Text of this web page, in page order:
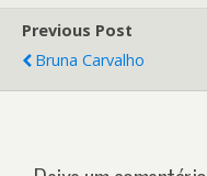
Previous Post
Bruna Carvalho